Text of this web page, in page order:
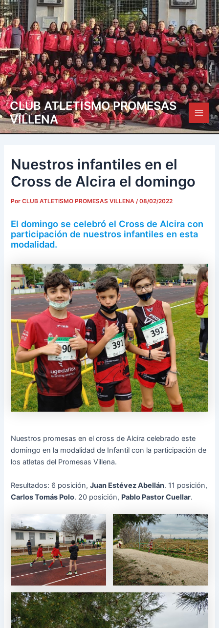
Ir
al
contenido
CLUB ATLETISMO PROMESAS
VILLENA
Main
Nuestros infantiles en el
Cross de Alcira el domingo
PorCLUB ATLETISMO PROMESAS VILLENA/08/02/2022
El domingo se celebró el Cross de Alcira con
participación de nuestros infantiles en esta
modalidad.
Nuestros promesas en el cross de Alcira celebrado este
domingo en la modalidad de Infantil con la participación de
los atletas del Promesas Villena.
Resultados: 6 posición,Juan Estévez Abellán. 11 posición,
Carlos Tomás Polo. 20 posición, Pablo Pastor Cuellar.
Navegación
de
entradas